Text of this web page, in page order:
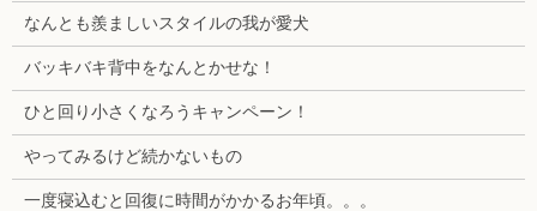
なんとも羨ましいスタイルの我が愛犬
バッキバキ背中をなんとかせな！
ひと回り小さくなろうキャンペーン！
やってみるけど続かないもの
一度寝込むと回復に時間がかかるお年頃。。。